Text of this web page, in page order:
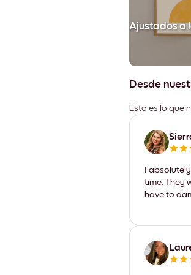
Ajustados a
Desde
Esto es lo que
I
time. They
have to